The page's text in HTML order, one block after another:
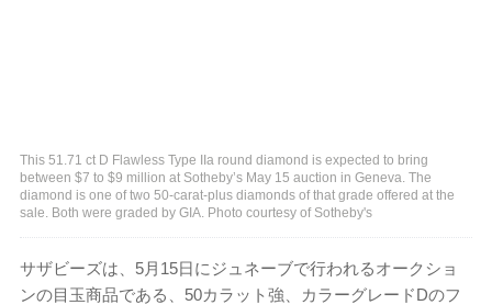
This 51.71 ct D Flawless Type IIa round diamond is expected to bring
between $7 to $9 million at Sotheby’s May 15 auction in Geneva. The
diamond is one of two 50-carat-plus diamonds of that grade offered at the
sale. Both were graded by GIA. Photo courtesy of Sotheby's
サザビーズは、5月15日にジュネーブで行われるオークショ
ンの目玉商品である、50カラット強、カラーグレードDのフ